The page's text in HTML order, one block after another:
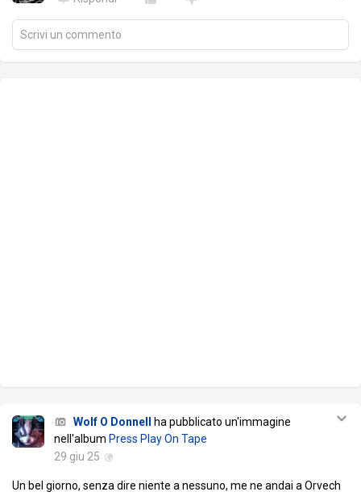
Scrivi un commento
Wolf O Donnell
ha pubblicato un'immagine
nell'album Press Play On Tape
29 giu 25
Un bel giorno, senza dire niente a nessuno, me ne andai a Orvech